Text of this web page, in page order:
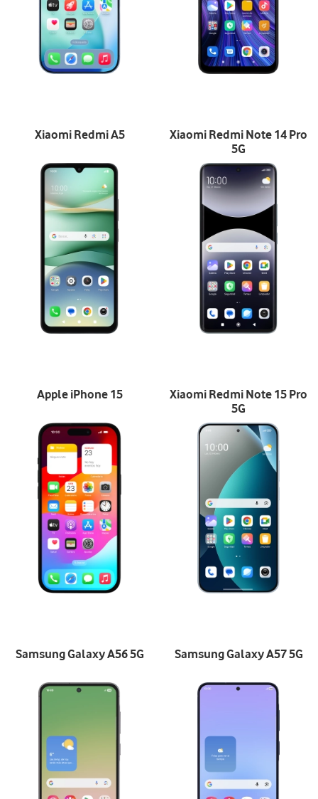
Xiaomi Redmi A5
Xiaomi Redmi Note 14 Pro
5G
Apple iPhone 15
Xiaomi Redmi Note 15 Pro
5G
Samsung Galaxy A56 5G Samsung Galaxy A57 5G